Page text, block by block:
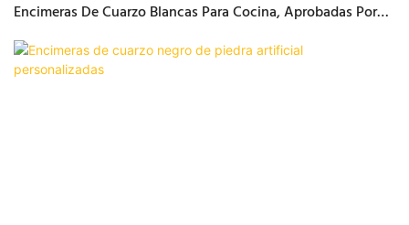
Encimeras De Cuarzo Blancas Para Cocina, Aprobadas Por
SGS.